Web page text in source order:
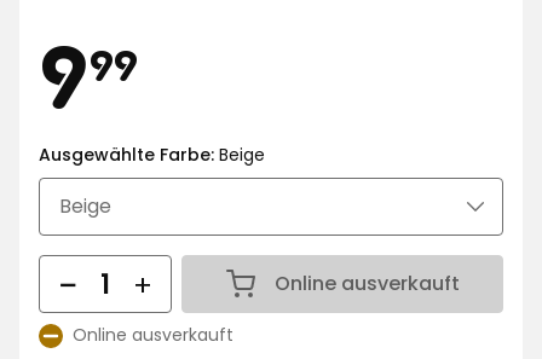
Preis
999
€
Ausgewählte Farbe: Beige
Menge Online ausverkauft
Menge 1
Lagerbestand:
Online ausverkauft